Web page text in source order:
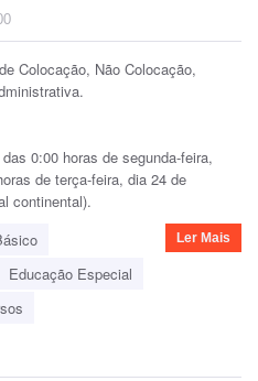
Colocação, Não Colocação,
0:00 horas de segunda-feira,
de terça-feira, dia 24 de
continental).
Educação Especial
Ler Mais